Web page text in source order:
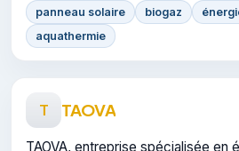
panneau solaire biogaz
aquathermie
T TAOVA
TAOVA, entreprise spécialisée en